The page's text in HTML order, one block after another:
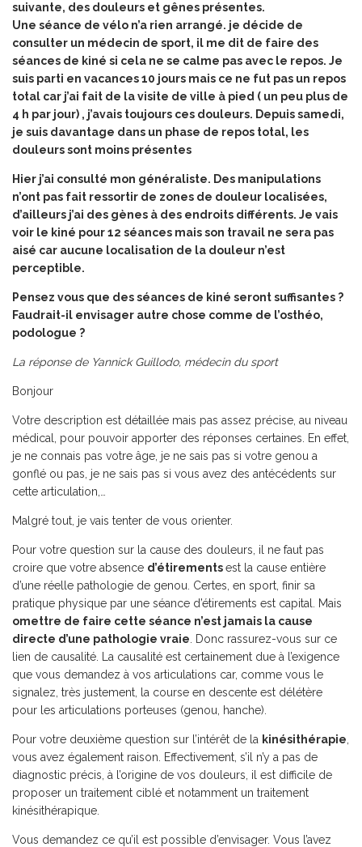
suivante, des douleurs et gênes présentes.
Une séance de vélo n’a rien arrangé. je décide de
consulter un médecin de sport, il me dit de faire des
séances de kiné si cela ne se calme pas avec le repos. Je
suis parti en vacances 10 jours mais ce ne fut pas un repos
total car j’ai fait de la visite de ville à pied ( un peu plus de
4 h par jour) , j’avais toujours ces douleurs. Depuis samedi,
je suis davantage dans un phase de repos total, les
douleurs sont moins présentes
Hier j’ai consulté mon généraliste. Des manipulations
n’ont pas fait ressortir de zones de douleur localisées,
d’ailleurs j’ai des gènes à des endroits différents. Je vais
voir le kiné pour 12 séances mais son travail ne sera pas
aisé car aucune localisation de la douleur n’est
perceptible.
Pensez vous que des séances de kiné seront suffisantes ?
Faudrait-il envisager autre chose comme de l’osthéo,
podologue ?
La réponse de Yannick Guillodo, médecin du sport
Bonjour
Votre description est détaillée mais pas assez précise, au niveau
médical, pour pouvoir apporter des réponses certaines. En effet,
je ne connais pas votre âge, je ne sais pas si votre genou a
gonflé ou pas, je ne sais pas si vous avez des antécédents sur
cette articulation,…
Malgré tout, je vais tenter de vous orienter.
Pour votre question sur la cause des douleurs, il ne faut pas
croire que votre absence d’étirementsest la cause entière
d’une réelle pathologie de genou. Certes, en sport, finir sa
pratique physique par une séance d’étirements est capital. Mais
omettre de faire cette séance n’est jamais la cause
directe d’une pathologie vraie . Donc rassurez-vous sur ce
lien de causalité. La causalité est certainement due à l’exigence
que vous demandez à vos articulations car, comme vous le
signalez, très justement, la course en descente est délétère
pour les articulations porteuses (genou, hanche).
Pour votre deuxième question sur l’intérêt de la kinésithérapie
vous avez également raison. Effectivement, s’il n’y a pas de
diagnostic précis, à l’origine de vos douleurs, il est difficile de
proposer un traitement ciblé et notamment un traitement
kinésithérapique.
Vous demandez ce qu’il est possible d’envisager. Vous l’avez